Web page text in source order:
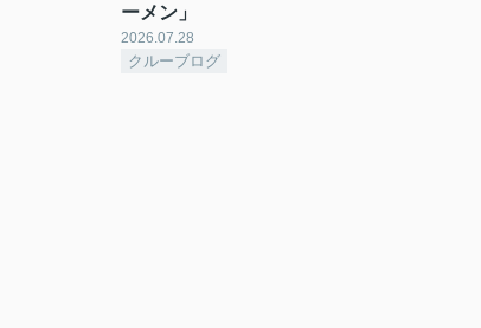
ーメン」
2026.07.28
クルーブログ